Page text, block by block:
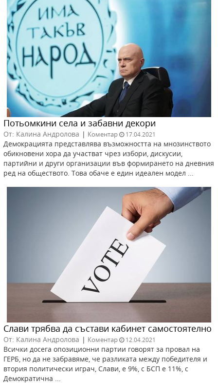
Потьомкини села и забавни декори
От: Калина Андролова | Коментар 17.04.2021
Демокрацията представлява възможността на мнозинството
обикновени хора да участват чрез избори, дискусии,
партийни и други организации във формирането на дневния
ред на обществото. Това обаче е един идеален модел ...
Слави трябва да състави кабинет самостоятелно
От: Калина Андролова | Коментар 12.04.2021
Всички досега опозиционни партии говорят за провал на
ГЕРБ, но да не забравяме, че разликата между победителя и
втория политически играч, Слави, е 9%, с БСП е 11%, с
Демократична ...